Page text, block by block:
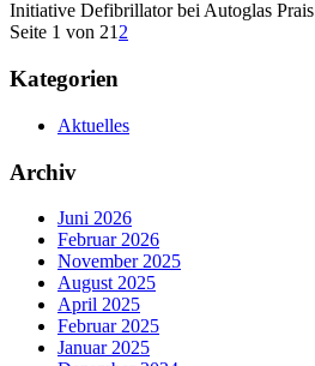
Initiative Defibrillator bei Autoglas Prais
Seite 1 von 212
Kategorien
Aktuelles
Archiv
Juni 2026
Februar 2026
November 2025
August 2025
April 2025
Februar 2025
Januar 2025